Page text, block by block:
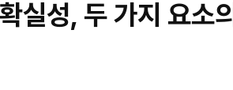
실성, 두 가지 요소의